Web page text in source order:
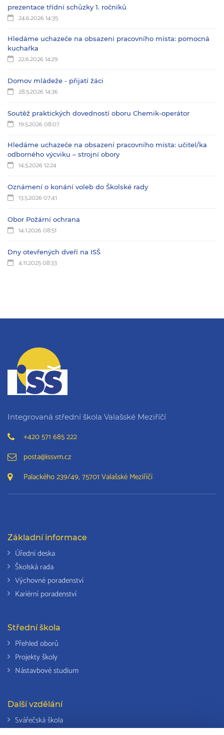
prezentace třídní schůzky 1. ročníků
24.6.2026 14:35
Hledáme uchazeče na obsazení pracovního místa: pomocná
kuchařka
22.6.2026 14:29
Domov mládeže - přijatí žáci
28.5.2026 14:36
Soutěž praktických dovedností oboru Chemik-operátor
19.5.2026 08:07
Hledáme uchazeče na obsazení pracovního místa: učitel/ka
odborného výcviku – strojní obory
14.5.2026 12:24
Oznámení o konání voleb do Školské rady
13.5.2026 07:41
Obor Požární ochrana
14.1.2026 08:51
Dny otevřených dveří na ISŠ
4.11.2025 08:33
Integrovaná střední škola Valašské Meziříčí
+420 571 685 222
posta@issvm.cz
Palackého 239/49, 75701 Valašské Meziříčí
Základní informace
Úřední deska
Školská rada
Výchovné poradenství
Kariérní poradenství
Střední škola
Přehled oborů
Projekty školy
Nástavbové studium
Další vzdělání
Svářečská škola